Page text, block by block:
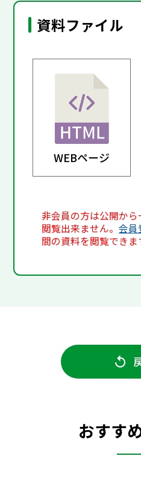
資料ファイル
WEBページ
非会員の方は公開か
閲覧出来ません。会員
間の資料を閲覧できま
おすす